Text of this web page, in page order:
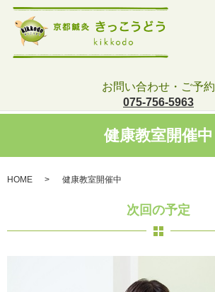
お問い合わせ・ご予約
075-756-5963
健康教室開催中
HOME 健康教室開催中
次回の予定